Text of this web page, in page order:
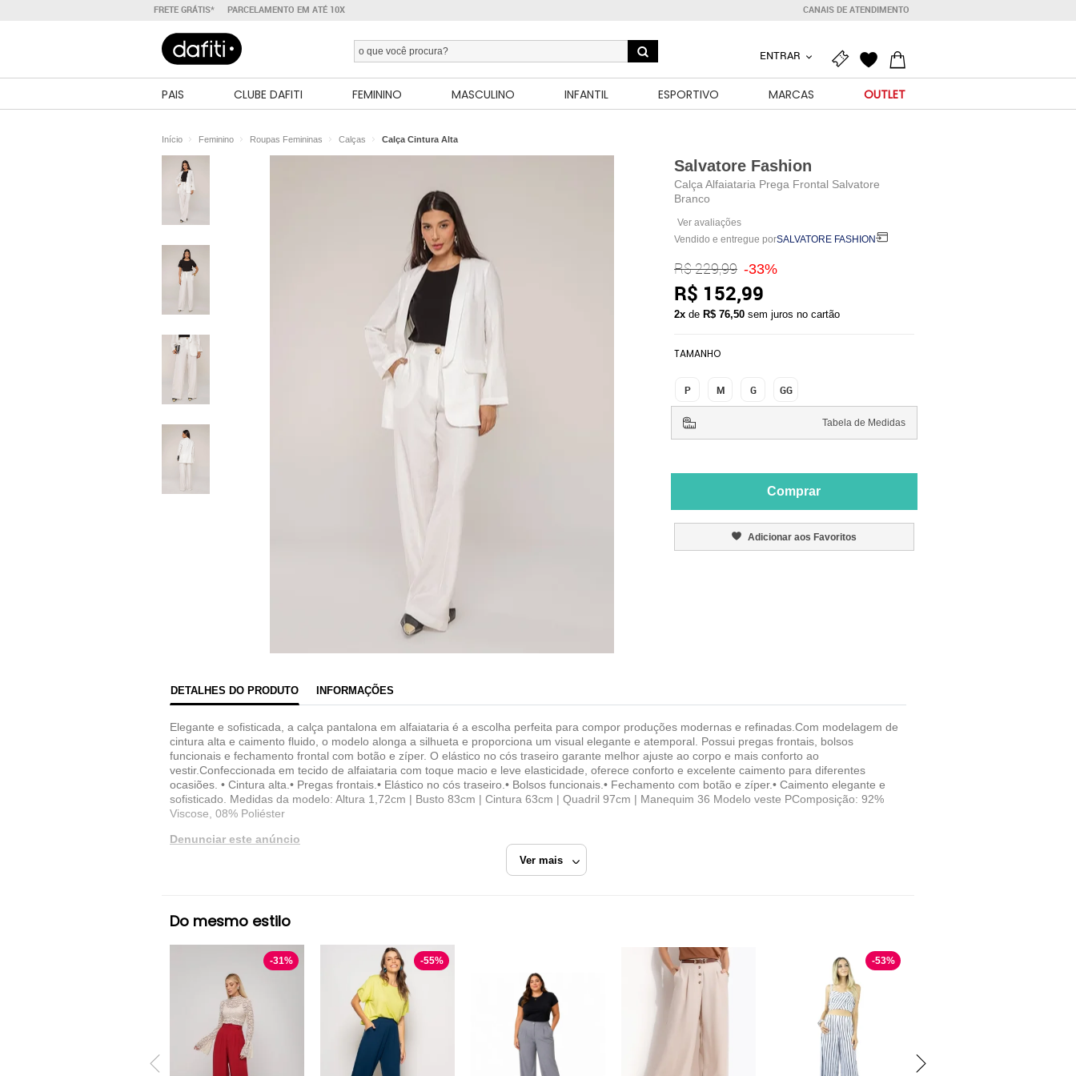
FRETE GRÁTIS* PARCELAMENTO EM ATÉ 10X CANAIS DE ATENDIMENTO
ENTRAR
PAIS CLUBE DAFITI FEMININO MASCULINO INFANTIL ESPORTIVO MARCAS OUTLET
Início Feminino Roupas Femininas Calças Calça Cintura Alta
Salvatore Fashion
Calça Alfaiataria Prega Frontal Salvatore
Branco
Ver avaliações
Vendido e entregue porSALVATORE FASHION
SALVATORE FASHION
Razão Social
VB DE FRIBURGO COMERCIO DE ROUPAS
R$ 229,99 -33%
R$ 152,99
2xde R$ 76,50 sem juros no cartão
TAMANHO
P M G GG
Tabela de Medidas
Comprar
Adicionar aos Favoritos
DETALHES DO PRODUTO INFORMAÇÕES
Ver mais
Elegante e sofisticada, a calça pantalona em alfaiataria é a escolha perfeita para compor produções modernas e refinadas.Com modelagem de
cintura alta e caimento fluido, o modelo alonga a silhueta e proporciona um visual elegante e atemporal. Possui pregas frontais, bolsos
funcionais e fechamento frontal com botão e zíper. O elástico no cós traseiro garante melhor ajuste ao corpo e mais conforto ao
vestir.Confeccionada em tecido de alfaiataria com toque macio e leve elasticidade, oferece conforto e excelente caimento para diferentes
ocasiões. • Cintura alta.• Pregas frontais.• Elástico no cós traseiro.• Bolsos funcionais.• Fechamento com botão e zíper.• Caimento elegante e
sofisticado. Medidas da modelo: Altura 1,72cm | Busto 83cm | Cintura 63cm | Quadril 97cm | Manequim 36 Modelo veste PComposição: 92%
Viscose, 08% Poliéster
Denunciar este anúncio
Do mesmo estilo
-31% -55% -53%